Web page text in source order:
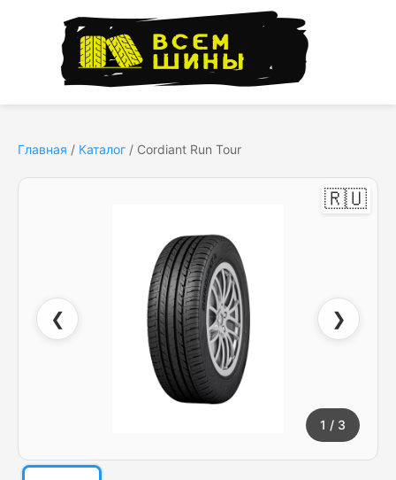
Главная / Каталог / Cordiant Run Tour
🇷🇺
❮ ❯
1 / 3